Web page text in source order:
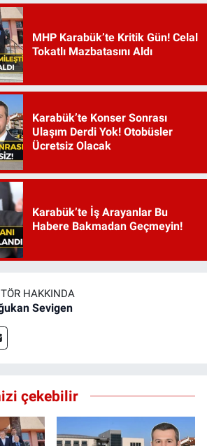
MHP Karabük’te Kritik Gün! Celal
Tokatlı Mazbatasını Aldı
Karabük’te Konser Sonrası
Ulaşım Derdi Yok! Otobüsler
Ücretsiz Olacak
Karabük’te İş Arayanlar Bu
Habere Bakmadan Geçmeyin!
HAKKINDA
Sevigen
çekebilir